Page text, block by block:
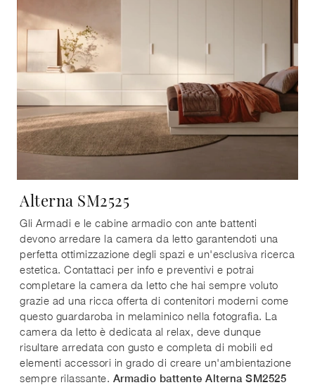
Alterna SM2525
Gli Armadi e le cabine armadio con ante battenti
devono arredare la camera da letto garantendoti una
perfetta ottimizzazione degli spazi e un'esclusiva ricerca
estetica. Contattaci per info e preventivi e potrai
completare la camera da letto che hai sempre voluto
grazie ad una ricca offerta di contenitori moderni come
questo guardaroba in melaminico nella fotografia. La
camera da letto è dedicata al relax, deve dunque
risultare arredata con gusto e completa di mobili ed
elementi accessori in grado di creare un'ambientazione
sempre rilassante. Armadio battente Alterna SM2525